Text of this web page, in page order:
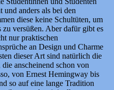
anders als bei den
diese keine Schultüten, um
versüßen. Aber dafür gibt es
nur praktischen
an Design und Charme
dieser Art sind natürlich die
anscheinend schon von
von Ernest Hemingway bis
so auf eine lange Tradition